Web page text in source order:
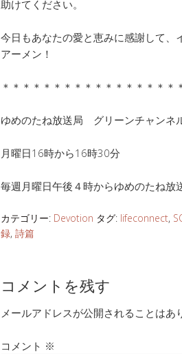
助けてください。
今日もあなたの愛と恵みに感謝して、
アーメン！
＊＊＊＊＊＊＊＊＊＊＊＊＊＊＊＊＊
ゆめのたね放送局 グリーンチャンネ
月曜日16時から16時30分
毎週月曜日午後４時からゆめのたね放
カテゴリー: Devotion タグ: lifeconnect,
録, 詩篇
コメントを残す
メールアドレスが公開されることはあ
コメント ※